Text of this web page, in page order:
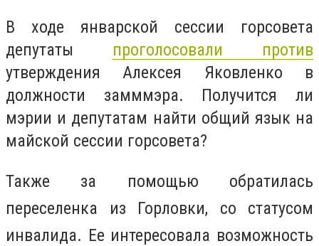
В ходе январской сессии горсовета
депутаты проголосовали против
утверждения Алексея Яковленко в
должности замммэра. Получится ли
мэрии и депутатам найти общий язык на
майской сессии горсовета?
Также за помощью обратилась
переселенка из Горловки, со статусом
инвалида. Ее интересовала возможность